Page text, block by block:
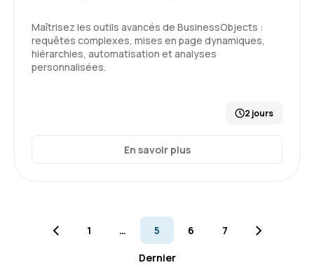
Maîtrisez les outils avancés de BusinessObjects :
requêtes complexes, mises en page dynamiques,
hiérarchies, automatisation et analyses
personnalisées.
2 jours
En savoir plus
1 … 5 6 7
Dernier